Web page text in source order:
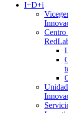
I+D+i